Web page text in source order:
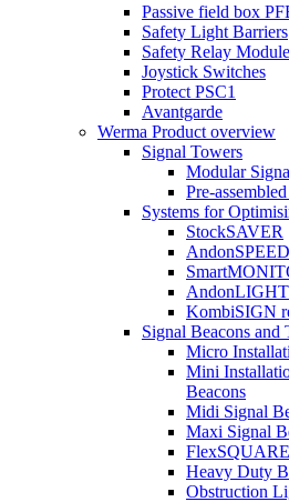
Passive field box
Safety Light Barriers
Safety Relay
Joystick Switches
Protect PSC1
Avantgarde
Werma Product overview
Signal Towers
Modular
Pre-
Systems for
StockSAVER
AndonSPEED
AndonLIGHT
KombiSIGN
Signal Beacons
Micro
Mini
Beacons
Midi Signal
Maxi Signal
FlexSQUARE
Heavy Duty
Obstruction